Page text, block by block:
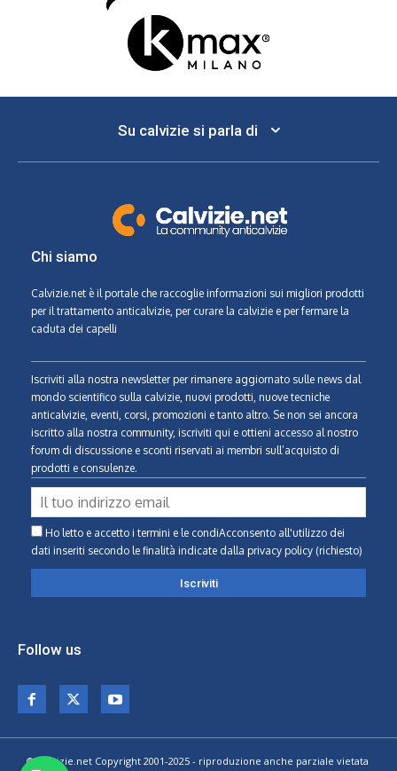
Su calvizie si parla di
Chi siamo
Calvizie.net è il portale che raccoglie informazioni sui migliori prodotti
per il trattamento anticalvizie, per curare la calvizie e per fermare la
caduta dei capelli
Iscriviti alla nostra newsletter per rimanere aggiornato sulle news dal
mondo scientifico sulla calvizie, nuovi prodotti, nuove tecniche
anticalvizie, eventi, corsi, promozioni e tanto altro. Se non sei ancora
iscritto alla nostra community, iscriviti qui e ottieni accesso al nostro
forum di discussione e sconti riservati ai membri sull’acquisto di
prodotti e consulenze.
Ho letto e accetto i termini e le condiAcconsento all'utilizzo dei
dati inseriti secondo le finalità indicate dalla privacy policy (richiesto)
Follow us
© Calvizie.net Copyright 2001-2025 - riproduzione anche parziale vietata